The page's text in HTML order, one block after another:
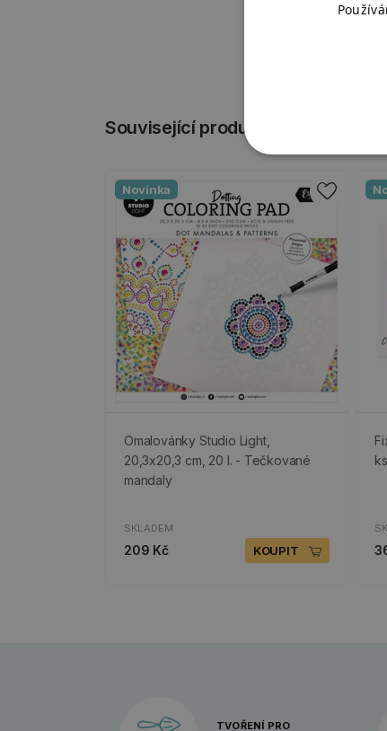
Související produkty
Novinka
Omalovánky Studio Light,
20,3x20,3 cm, 20 l. - Tečkované
mandaly
SKLADEM
209 Kč KOUPIT
TVOŘENÍ PRO